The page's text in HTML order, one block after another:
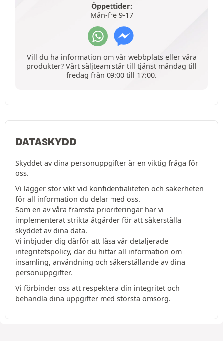
Öppettider:
Mån-fre 9-17
Vill du ha information om vår webbplats eller våra
produkter? Vårt säljteam står till tjänst måndag till
fredag från 09:00 till 17:00.
DATASKYDD
Skyddet av dina personuppgifter är en viktig fråga för
oss.
Vi lägger stor vikt vid konfidentialiteten och säkerheten
för all information du delar med oss.
Som en av våra främsta prioriteringar har vi
implementerat strikta åtgärder för att säkerställa
skyddet av dina data.
Vi inbjuder dig därför att läsa vår detaljerade
integritetspolicy, där du hittar all information om
insamling, användning och säkerställande av dina
personuppgifter.
Vi förbinder oss att respektera din integritet och
behandla dina uppgifter med största omsorg.